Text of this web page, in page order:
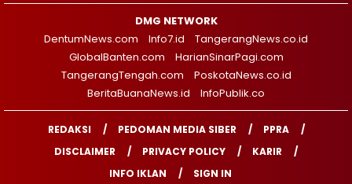
DMG NETWORK
DentumNews.com
Info7.id
TangerangNews.co.id
GlobalBanten.com
HarianSinarPagi.com
TangerangTengah.com
PoskotaNews.co.id
BeritaBuanaNews.id
InfoPublik.co
REDAKSI PEDOMAN MEDIA SIBER
PPRA
DISCLAIMER
PRIVACY POLICY
KARIR
INFO IKLAN
SIGN IN